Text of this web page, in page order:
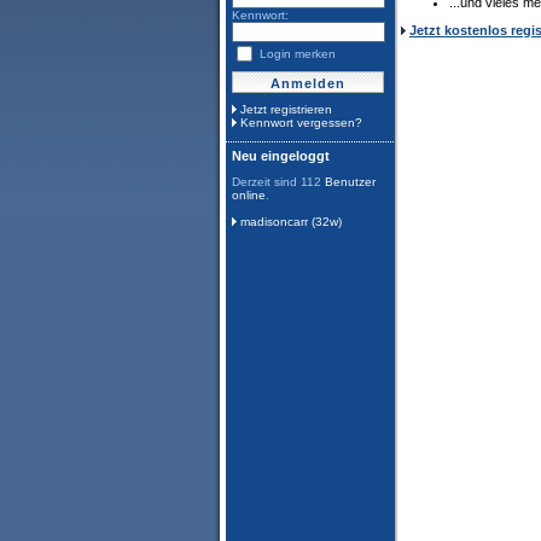
Kennwort:
Login merken
Jetzt registrieren
Kennwort vergessen?
Neu eingeloggt
Derzeit sind 112 Benutzer
online
madisoncarr (32w)
Jetzt kostenlos